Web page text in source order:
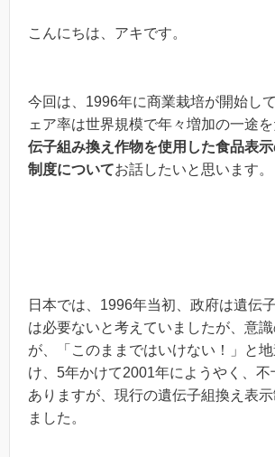
こんにちは、アキです。
今回は、1996年に商業栽培が開始し
ェア率は世界規模で年々増加の一途
伝子組み換え作物を使用した食品表
制度についてお話したいと思います。
日本では、1996年当初、政府は遺伝
は必要ないと考えていましたが、意
が、「このままではいけない！」と
け、5年かけて2001年にようやく、不
ありますが、現行の遺伝子組換え表
ました。